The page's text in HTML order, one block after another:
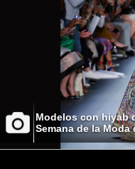
Modelos con hiyab
Semana de la Moda